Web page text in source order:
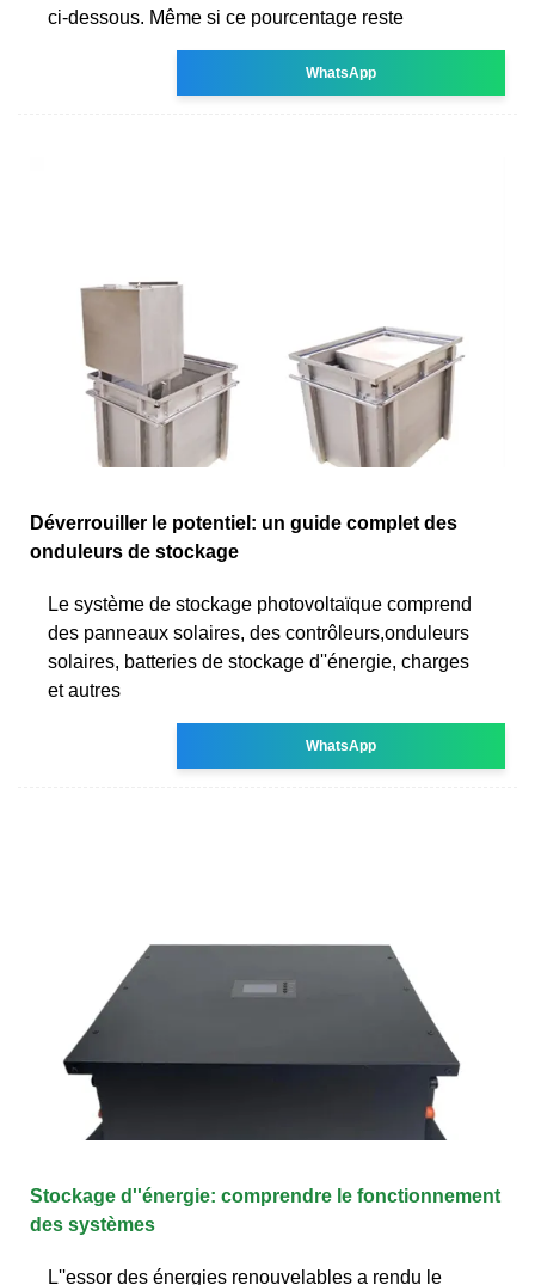
ci-dessous. Même si ce pourcentage reste
WhatsApp
Déverrouiller le potentiel: un guide complet des
onduleurs de stockage
Le système de stockage photovoltaïque comprend
des panneaux solaires, des contrôleurs,onduleurs
solaires, batteries de stockage d''énergie, charges
et autres
WhatsApp
Stockage d''énergie: comprendre le fonctionnement
des systèmes
L''essor des énergies renouvelables a rendu le